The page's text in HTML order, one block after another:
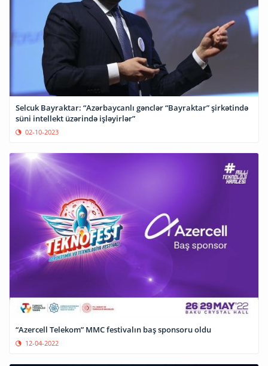
Selcuk Bayraktar: “Azərbaycanlı gənclər “Bayraktar” şirkətində
süni intellekt üzərində işləyirlər”
02-10-2023
“Azercell Telekom” MMC festivalın baş sponsoru oldu
12-04-2022